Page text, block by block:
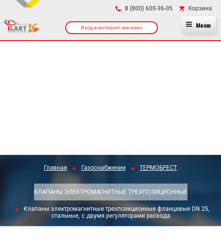
8 (800) 600-36-05 Корзина
Вход в интернет-магазин Меню
Главная Газоснабжение ТЕРМОБРЕСТ
КЛАПАНЫ ЭЛЕКТРОМАГНИТНЫЕ ТРЕХПОЗИЦИОННЫЕ
Клапаны электромагнитные трехпозиционные фланцевые DN 25,
стальные, с двумя регуляторами расхода
×